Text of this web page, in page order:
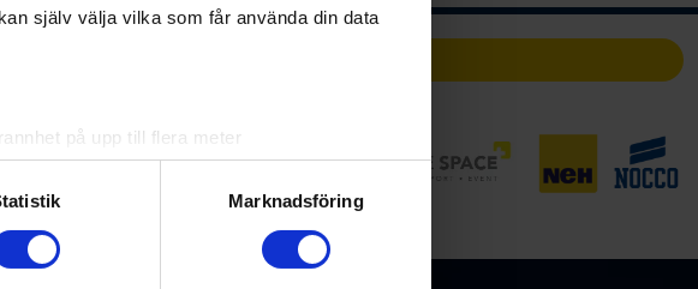
själv välja vilka som får använda din data
på upp till flera meter
(fingeravtryck)
preferenser i
detaljsektionen. Du kan ändra
Marknadsföring